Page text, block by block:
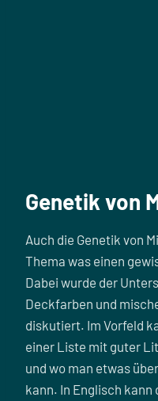
Genetik von
Auch die Genetik von
Thema was einen
Dabei wurde der
Deckfarben und
diskutiert. Im Vorfeld
einer Liste mit guter
und wo man etwas
kann. In Englisch kann